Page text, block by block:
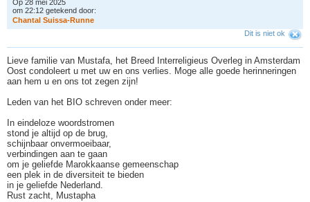
Op 28 mei 2025
om 22:12 getekend door:
Chanta Suissa-Runne
Dit is niet ok
Lieve familie van Mustafa, het Breed Interreligieus Overleg in Amsterdam
Oost condoleert u met uw en ons verlies. Moge alle goede herinneringen
aan hem u en ons tot zegen zijn!
Leden van het BIO schreven onder meer:
In eindeloze woordstromen
stond je altijd op de brug,
schijnbaar onvermoeibaar,
verbindingen aan te gaan
om je geliefde Marokkaanse gemeenschap
een plek in de diversiteit te bieden
in je geliefde Nederland.
Rust zacht, Mustapha